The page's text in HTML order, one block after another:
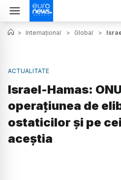
> Internațional > Global >
ACTUALITATE
Israel-Hamas:
operaţiunea de
ostaticilor şi pe
aceştia